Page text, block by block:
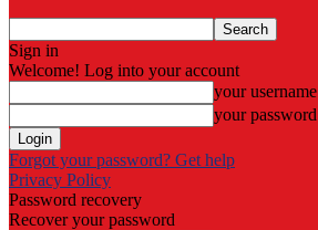
Sign in
Welcome! Log into your account
your username
your password
Forgot your password? Get help
Privacy Policy
Password recovery
Recover your password